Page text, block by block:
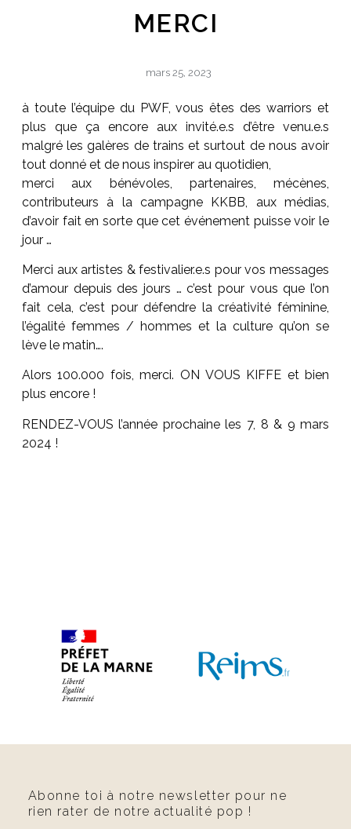
MERCI
mars 25, 2023
à toute l’équipe du PWF, vous êtes des warriors et
plus que ça encore aux invité.e.s d’être venu.e.s
malgré les galères de trains et surtout de nous avoir
tout donné et de nous inspirer au quotidien,
merci aux bénévoles, partenaires, mécènes,
contributeurs à la campagne KKBB, aux médias,
d’avoir fait en sorte que cet événement puisse voir le
jour …
Merci aux artistes & festivalier.e.s pour vos messages
d’amour depuis des jours … c’est pour vous que l’on
fait cela, c’est pour défendre la créativité féminine,
l’égalité femmes / hommes et la culture qu’on se
lève le matin….
Alors 100.000 fois, merci. ON VOUS KIFFE et bien
plus encore !
RENDEZ-VOUS l’année prochaine les 7, 8 & 9 mars
2024 !
Abonne toi à notre newsletter pour ne
rien rater de notre actualité pop !